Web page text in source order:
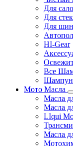
Для
Для
Для
HI-Gear
Все
Мото Масла
Масла
Масла
LIqui
Масла